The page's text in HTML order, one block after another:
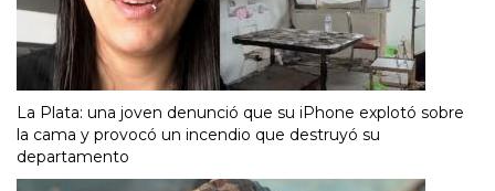
La Plata: una joven denunció que su iPhone explotó sobre
la cama y provocó un incendio que destruyó su
departamento